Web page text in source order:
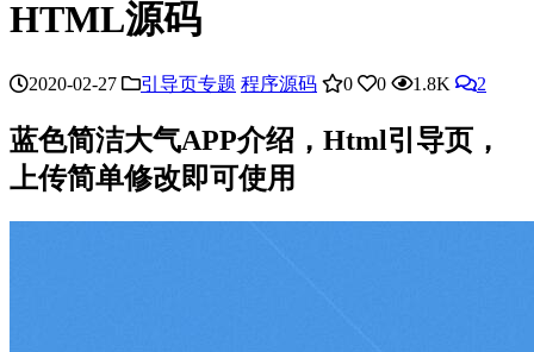
HTML源码
2020-02-27 引导页专题 程序源码 0 0 1.8K 2
蓝色简洁大气APP介绍，Html引导页，
上传简单修改即可使用